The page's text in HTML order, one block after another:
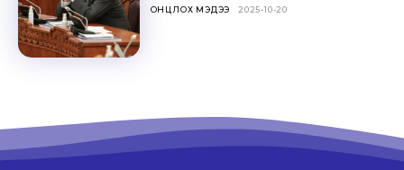
ОНЦЛОХ МЭДЭЭ 2025-10-20